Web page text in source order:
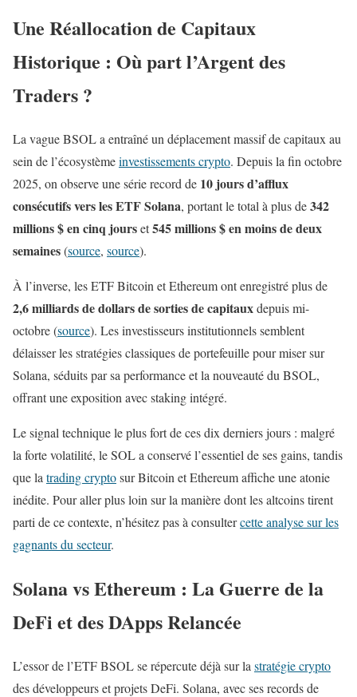
Une Réallocation de Capitaux
Historique : Où part l’Argent des
Traders ?
La vague BSOL a entraîné un déplacement massif de capitaux au
sein de l’écosystèmeinvestissements crypto. Depuis la fin octobre
2025, on observe une série record de 10 jours d’afflux
consécutifs vers les ETF Solana, portant le total à plus de342
millions $ en cinq jourset545 millions $ en moins de deux
semaines(source, source).
À l’inverse, les ETF Bitcoin et Ethereum ont enregistré plus de
2,6 milliards de dollars de sorties de capitauxdepuis mi-
octobre (source). Les investisseurs institutionnels semblent
délaisser les stratégies classiques de portefeuille pour miser sur
Solana, séduits par sa performance et la nouveauté du BSOL,
offrant une exposition avec staking intégré.
Le signal technique le plus fort de ces dix derniers jours : malgré
la forte volatilité, le SOL a conservé l’essentiel de ses gains, tandis
que la trading cryptosur Bitcoin et Ethereum affiche une atonie
inédite. Pour aller plus loin sur la manière dont les altcoins tirent
parti de ce contexte, n’hésitez pas à consultercette analyse sur les
gagnants du secteur.
Solana vs Ethereum : La Guerre de la
DeFi et des DApps Relancée
L’essor de l’ETF BSOL se répercute déjà sur la stratégie crypto
des développeurs et projets DeFi. Solana, avec ses records de